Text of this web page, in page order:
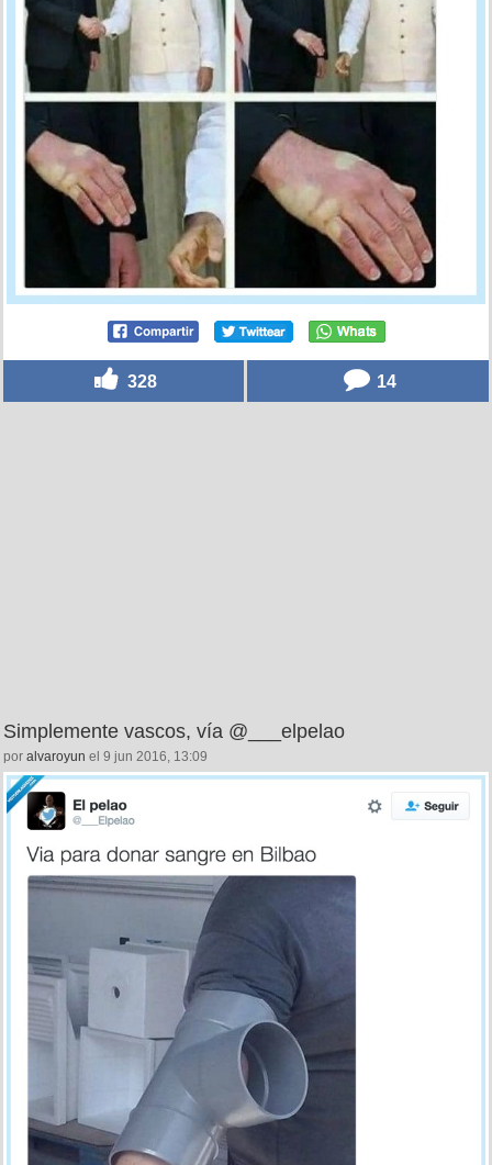
328 14
Simplemente vascos, vía @___elpelao
por alvaroyun el 9 jun 2016, 13:09